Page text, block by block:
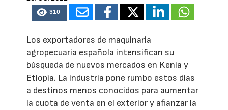
310
Los exportadores de maquinaria
agropecuaria española intensifican su
búsqueda de nuevos mercados en Kenia y
Etiopía. La industria pone rumbo estos días
a destinos menos conocidos para aumentar
la cuota de venta en el exterior y afianzar la